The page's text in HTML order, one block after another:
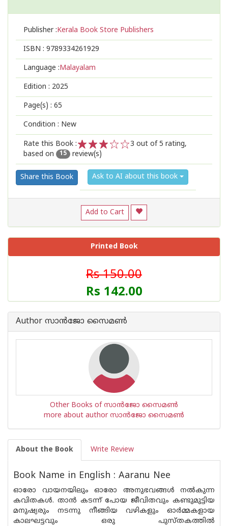
Publisher :Kerala Book Store Publishers
ISBN : 9789334261929
Language :Malayalam
Edition : 2025
Page(s) : 65
Condition : New
Rate this Book :
3
2
1
3 out of 5 rating,
based on
15 review(s)
Share this Book Ask to AI about this book
Add to Cart
Printed Book
Rs 150.00
Rs 142.00
Author സാൻജോ സൈമൺ
Other Books of സാൻജോ സൈമൺ
more about author സാൻജോ സൈമൺ
About the Book Write Review
Book Name in English : Aaranu Nee
ഓരോ വായനയിലും ഓരോ അനുഭവങ്ങൾ നൽകുന്ന
കവിതകൾ. താൻ കടന്ന് പോയ ജീവിതവും കണ്ടുമുട്ടിയ
മനുഷ്യരും നടന്നു നീങ്ങിയ വഴികളും ഓർമ്മകളായ
കാലഘട്ടവും ഒരു പുസ്‌തകത്തിൽ